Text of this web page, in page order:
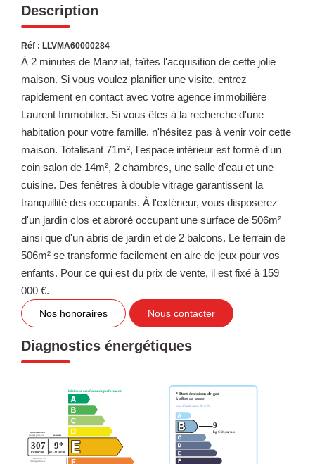
Description
Réf : LLVMA60000284
À 2 minutes de Manziat, faîtes l'acquisition de cette jolie
maison. Si vous voulez planifier une visite, entrez
rapidement en contact avec votre agence immobilière
Laurent Immobilier. Si vous êtes à la recherche d'une
habitation pour votre famille, n'hésitez pas à venir voir cette
maison. Totalisant 71m², l'espace intérieur est formé d'un
coin salon de 14m², 2 chambres, une salle d'eau et une
cuisine. Des fenêtres à double vitrage garantissent la
tranquillité des occupants. À l'extérieur, vous disposerez
d'un jardin clos et abroré occupant une surface de 506m²
ainsi que d'un abris de jardin et de 2 balcons. Le terrain de
506m² se transforme facilement en aire de jeux pour vos
enfants. Pour ce qui est du prix de vente, il est fixé à 159
000 €.
Nos honoraires Nous contacter
Diagnostics énergétiques